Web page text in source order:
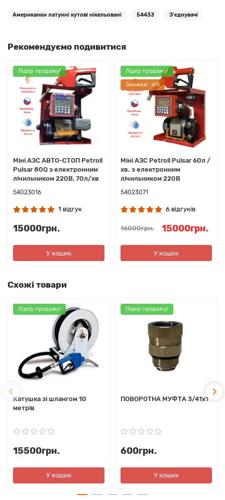
Американки латунні кутові нікельовані 54433 З'єднувачі
Рекомендуємо подивитися
Лідер продажу!
Міні АЗС АВТО-СТОП Petroll
Pulsar 80Q з електронним
лічильником 220В, 70л/хв
54023016
1 відгук
15000грн.
У кошик
Лідер продажу!
Знижка: -6%
Міні АЗС Petroll Pulsar 60л /
хв. з електронним
лічильником 220В
54023071
6 відгуків
16000грн. 15000грн.
У кошик
Схожі товари
Лідер продажу!
Катушка зі шлангом 10
метрів
15500грн.
У кошик
Лідер продажу!
ПОВОРОТНА МУФТА 3/41х1
600грн.
У кошик